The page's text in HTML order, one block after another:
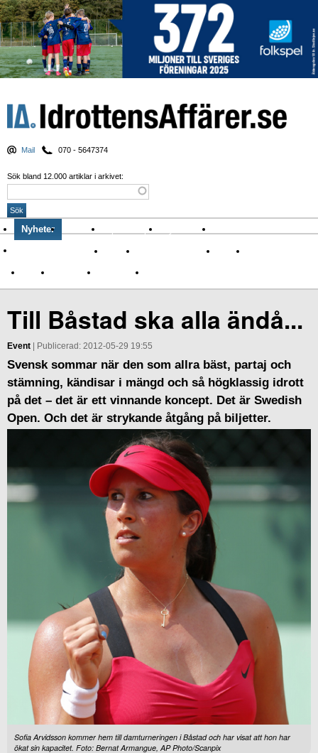
Mail 070 - 5647374
Sök bland 12.000 artiklar i arkivet:
Nyheter Krönikor Sport & spel Nyhetsbrev
Om Idrottens Affärer
Affärer I spåren av Corona Arena
Namn Sponsring TV-nyheter
Till Båstad ska alla ändå...
Event | Publicerad: 2012-05-29 19:55
Svensk sommar när den som allra bäst, partaj och
stämning, kändisar i mängd och så högklassig idrott
på det – det är ett vinnande koncept. Det är Swedish
Open. Och det är strykande åtgång på biljetter.
Sofia Arvidsson kommer hem till damturneringen i Båstad och har visat att hon har
ökat sin kapacitet. Foto: Bernat Armangue, AP Photo/Scanpix